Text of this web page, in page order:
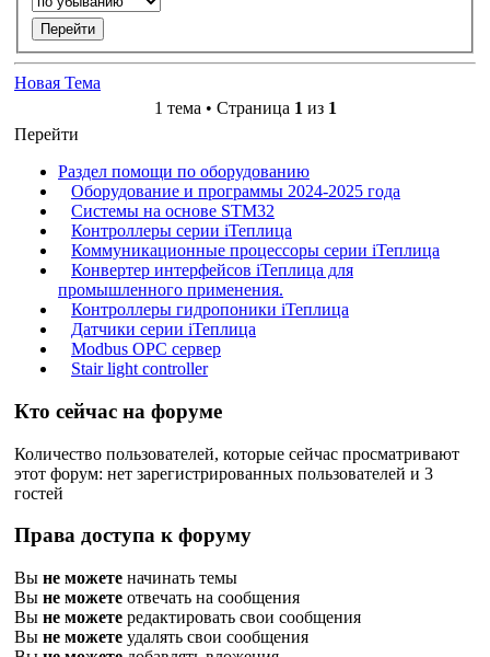
Новая Тема
1 тема • Страница 1 из 1
Перейти
Раздел помощи по оборудованию
Оборудование и программы 2024-2025 года
Системы на основе STM32
Контроллеры серии iТеплица
Коммуникационные процессоры серии iТеплица
Конвертер интерфейсов iТеплица для
промышленного применения.
Контроллеры гидропоники iТеплица
Датчики серии iТеплица
Modbus OPC сервер
Stair light controller
Кто сейчас на форуме
Количество пользователей, которые сейчас просматривают
этот форум: нет зарегистрированных пользователей и 3
гостей
Права доступа к форуму
Вы не можете начинать темы
Вы не можете отвечать на сообщения
Вы не можете редактировать свои сообщения
Вы не можете удалять свои сообщения